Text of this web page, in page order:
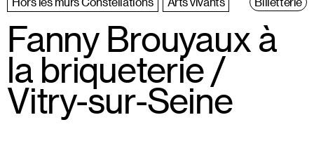
Fanny Brouyaux à
la briqueterie /
Vitry-sur-Seine